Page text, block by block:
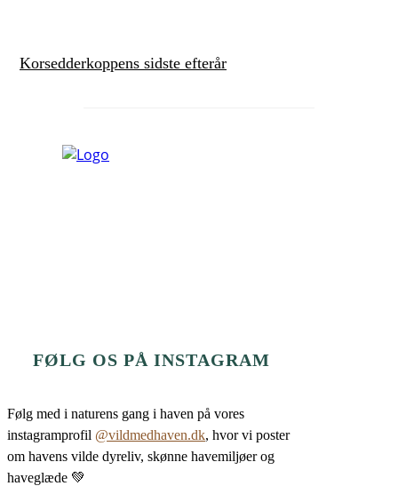
Korsedderkoppens sidste efterår
FØLG OS PÅ INSTAGRAM
Følg med i naturens gang i haven på vores
instagramprofil @vildmedhaven.dk, hvor vi poster
om havens vilde dyreliv, skønne havemiljøer og
haveglæde 💚